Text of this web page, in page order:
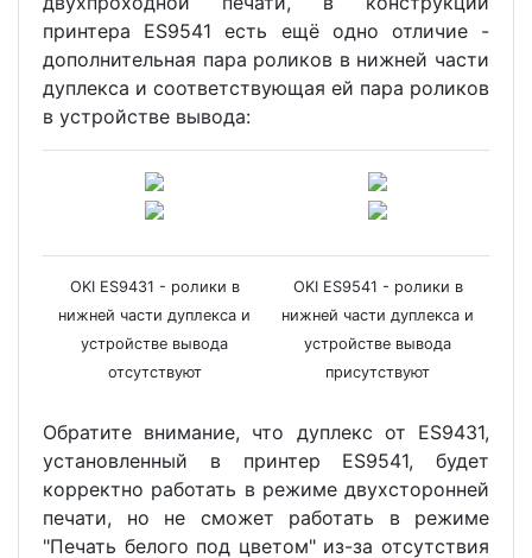
принтера ES9541 есть ещё одно отличие -
дополнительная пара роликов в нижней части
дуплекса и соответствующая ей пара роликов
в устройстве вывода:
OKI ES9431 - ролики в
нижней части дуплекса и
устройстве вывода
отсутствуют
OKI ES9541 - ролики в
нижней части дуплекса и
устройстве вывода
присутствуют
Обратите внимание, что дуплекс от ES9431,
установленный в принтер ES9541, будет
корректно работать в режиме двухсторонней
печати, но не сможет работать в режиме
"Печать белого под цветом" из-за отсутствия